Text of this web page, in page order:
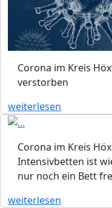
Corona im Kreis
verstorben
weiterlesen
Corona im Kreis
Intensivbetten ist
nur noch ein Bett
weiterlesen